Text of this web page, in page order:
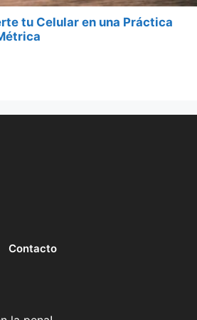
tu Celular en una Práctica
Contacto